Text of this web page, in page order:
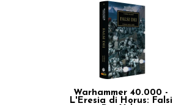
Warhammer 40.000 -
L'Eresia di Horus: Falsi